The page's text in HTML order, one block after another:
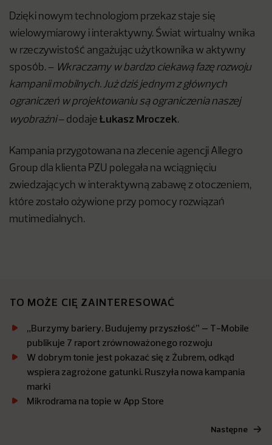
Dzięki nowym technologiom przekaz staje się
wielowymiarowy i interaktywny. Świat wirtualny wnika
w rzeczywistość angażując użytkownika w aktywny
sposób. – Wkraczamy w bardzo ciekawą fazę rozwoju
kampanii mobilnych. Już dziś jednym z głównych
ograniczeń w projektowaniu są ograniczenia naszej
wyobraźni– dodaje Łukasz Mroczek.
Kampania przygotowana na zlecenie agencji Allegro
Group dla klienta PZU polegała na wciągnięciu
zwiedzających w interaktywną zabawę z otoczeniem,
które zostało ożywione przy pomocy rozwiązań
mutimedialnych.
TO MOŻE CIĘ ZAINTERESOWAĆ
„Burzymy bariery. Budujemy przyszłość” – T-Mobile
publikuje 7 raport zrównoważonego rozwoju
W dobrym tonie jest pokazać się z Żubrem, odkąd
wspiera zagrożone gatunki. Ruszyła nowa kampania
marki
Mikrodrama na topie w App Store
Następne